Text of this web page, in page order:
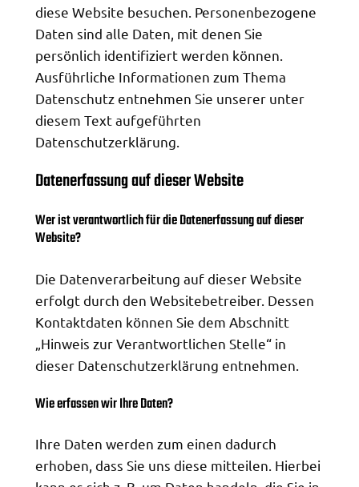
diese Website besuchen. Personenbezogene
Daten sind alle Daten, mit denen Sie
persönlich identifiziert werden können.
Ausführliche Informationen zum Thema
Datenschutz entnehmen Sie unserer unter
diesem Text aufgeführten
Datenschutzerklärung.
Datenerfassung auf dieser Website
Wer ist verantwortlich für die Datenerfassung auf dieser
Website?
Die Datenverarbeitung auf dieser Website
erfolgt durch den Websitebetreiber. Dessen
Kontaktdaten können Sie dem Abschnitt
„Hinweis zur Verantwortlichen Stelle“ in
dieser Datenschutzerklärung entnehmen.
Wie erfassen wir Ihre Daten?
Ihre Daten werden zum einen dadurch
erhoben, dass Sie uns diese mitteilen. Hierbei